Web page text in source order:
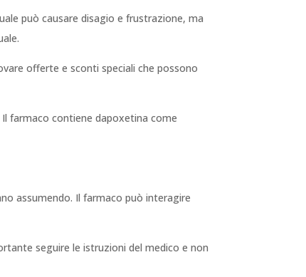
può causare disagio e frustrazione, ma
offerte e sconti speciali che possono
farmaco contiene dapoxetina come
assumendo. Il farmaco può interagire
seguire le istruzioni del medico e non